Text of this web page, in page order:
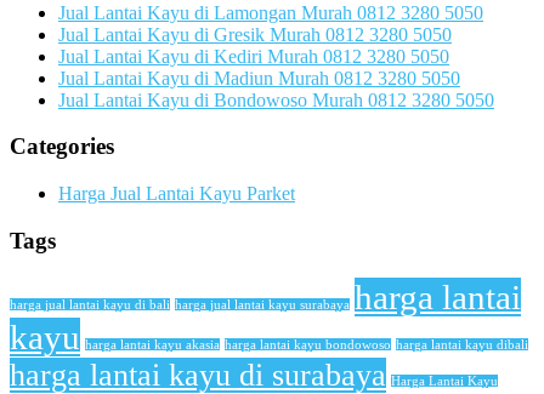
Jual Lantai Kayu di Lamongan Murah 0812 3280 5050
Jual Lantai Kayu di Gresik Murah 0812 3280 5050
Jual Lantai Kayu di Kediri Murah 0812 3280 5050
Jual Lantai Kayu di Madiun Murah 0812 3280 5050
Jual Lantai Kayu di Bondowoso Murah 0812 3280 5050
Categories
Harga Jual Lantai Kayu Parket
Tags
harga jual lantai kayu di bali harga jual lantai kayu surabaya harga lantai
kayu harga lantai kayu akasia harga lantai kayu bondowoso harga lantai kayu dibali
harga lantai kayu di surabaya Harga Lantai Kayu